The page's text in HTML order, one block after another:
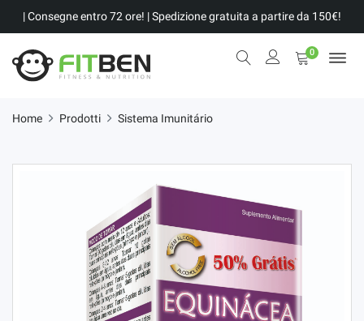
| Consegne entro 72 ore! | Spedizione gratuita a partire da 150€!
0
Home Prodotti Sistema Imunitário